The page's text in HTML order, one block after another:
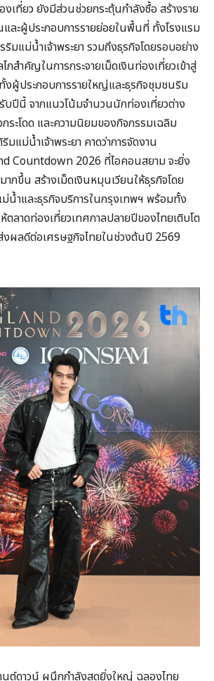
เที่ยว ยังมีส่วนช่วยกระตุ้นกำลังซื้อ สร้างราย
ละผู้ประกอบการรายย่อยในพื้นที่ ทั้งโรงแรม
ริมแม่น้ำเจ้าพระยา รวมถึงธุรกิจโดยรอบอย่าง
กสำคัญในการกระจายเม็ดเงินท่องเที่ยวเข้าสู่
งผู้ประกอบการรายใหญ่และธุรกิจชุมชนริม
รับปีนี้ จากแนวโน้มจำนวนนักท่องเที่ยวต่าง
ระโดด และความนิยมของกิจกรรมเฉลิม
มแม่น้ำเจ้าพระยา คาดว่าการจัดงาน
Countdown 2026 ที่ไอคอนสยาม จะยิ่ง
กขึ้น สร้างเม็ดเงินหมุนเวียนให้ธุรกิจโดย
ำและธุรกิจบริการในกรุงเทพฯ พร้อมทั้ง
ตลาดท่องเที่ยวเทศกาลปลายปีของไทยเติบโต
งผลดีต่อเศรษฐกิจไทยในช่วงต้นปี 2569
นต์ดาวน์ ผนึกกำลังสุดยิ่งใหญ่ ฉลองไทย